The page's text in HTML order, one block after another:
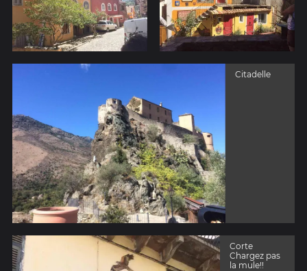
Citadelle
Corte
Chargez pas
la mule!!